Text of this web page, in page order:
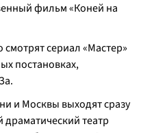
фильм «Коней на
сериал «Мастер»
постановках,
и Москвы выходят сразу
театр